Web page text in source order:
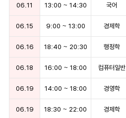
06.11 13:00 ~ 14:30 국어
06.15 9:00 ~ 13:00 경제학
06.16 18:40 ~ 20:30 행정학
06.18 16:00 ~ 18:00 컴퓨터일반
06.19 14:00 ~ 18:00 경영학
06.19 18:30 ~ 22:00 경제학